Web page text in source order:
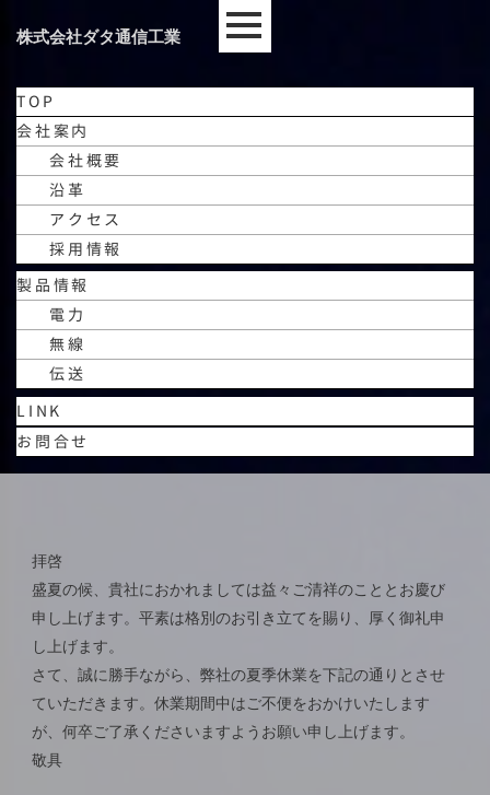
株式会社ダタ通信工業
TOP
会社案内
会社概要
沿革
アクセス
採用情報
製品情報
電力
無線
伝送
LINK
お問合せ
拝啓
盛夏の候、貴社におかれま しては益々ご清祥のこととお慶び
申 し上げます。平素は格別のお引き立てを賜り
、厚く御礼申
し上げます。
さて、誠に勝手ながら 、弊社の夏季休業を下記の通りとさせ
ていただきます。休業期間中はご不便をおかけいたします
が、何卒ご了承く ださいますようお願い申し 上げます。
敬具